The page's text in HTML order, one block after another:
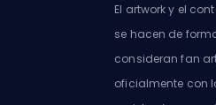
El artwork y el
se hacen de
consideran fan
oficialmente con